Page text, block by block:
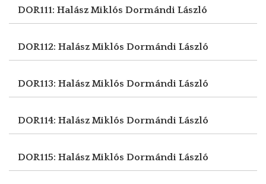
DOR111: Halász Miklós Dormándi László
DOR112: Halász Miklós Dormándi László
DOR113: Halász Miklós Dormándi László
DOR114: Halász Miklós Dormándi László
DOR115: Halász Miklós Dormándi László